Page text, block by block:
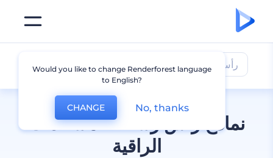
نماذج رأس رسالة للمستندات
الراقية
رأس الرسالةWould you like to change Renderforest language
to English?
CHANGE No, thanks